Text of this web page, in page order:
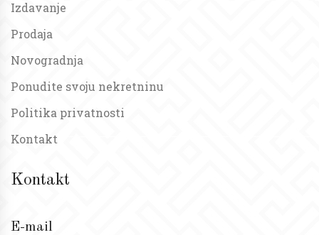
Izdavanje
Prodaja
Novogradnja
Ponudite svoju nekretninu
Politika privatnosti
Kontakt
Kontakt
E-mail